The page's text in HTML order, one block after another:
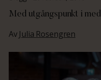
Med utgångspunkt i
Av Julia Rosengren